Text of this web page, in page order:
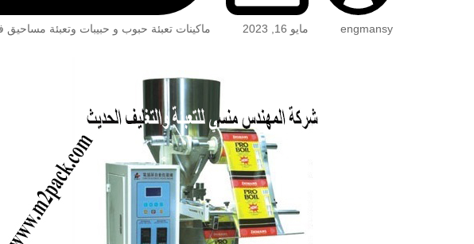
engmansy مايو 16, 2023 ماكينات تعبئة حبوب و حبيبات وتعبئة مساحيق